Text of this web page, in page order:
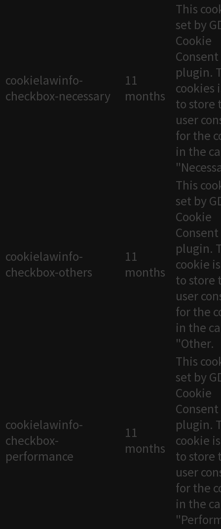
cookielawinfo-
checkbox-necessary
11
months
This
set by
Cookie
Consent
plugin.
cookies
to store
user
for the
in the
cookielawinfo-
checkbox-others
11
months
This
set by
Cookie
Consent
plugin.
cookie
to store
user
for the
in the
"Other.
cookielawinfo-
checkbox-
performance
11
months
This
set by
Cookie
Consent
plugin.
cookie
to store
user
for the
in the